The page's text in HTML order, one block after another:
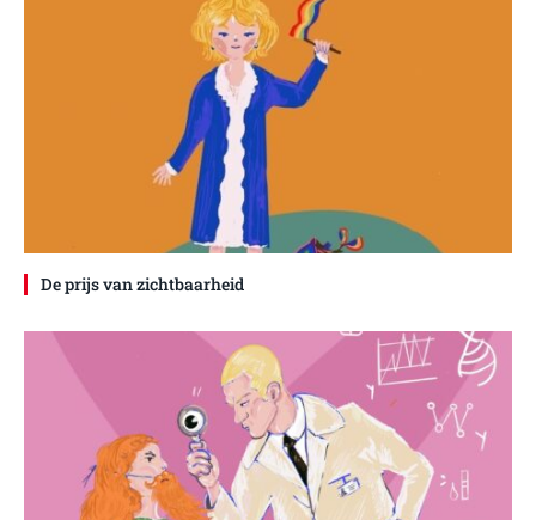
De prijs van zichtbaarheid